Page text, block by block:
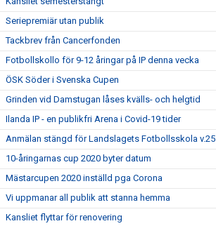
Seriepremiär utan publik
Tackbrev från Cancerfonden
Fotbollskollo för 9-12 åringar på IP denna vecka
ÖSK Söder i Svenska Cupen
Grinden vid Damstugan låses kvälls- och helgtid
Ilanda IP - en publikfri Arena i Covid-19 tider
Anmälan stängd för Landslagets Fotbollsskola v.25
10-åringarnas cup 2020 byter datum
Mästarcupen 2020 inställd pga Corona
Vi uppmanar all publik att stanna hemma
Kansliet flyttar för renovering